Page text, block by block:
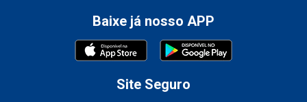
Baixe já nosso APP
Site Seguro